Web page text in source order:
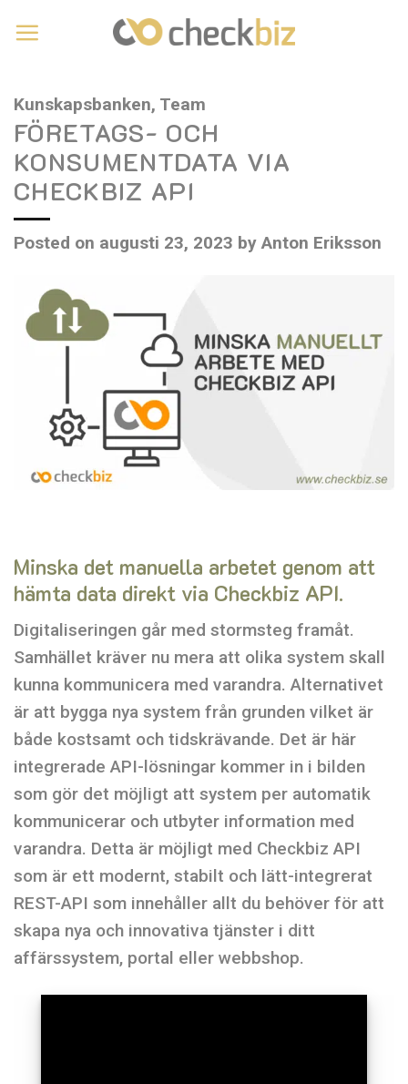
Kunskapsbanken, Team
FÖRETAGS- OCH
KONSUMENTDATA VIA
CHECKBIZ API
Posted on augusti 23, 2023 byAnton Eriksson
Minska det manuella arbetet genom att
hämta data direkt via Checkbiz API.
Digitaliseringen går med stormsteg framåt.
Samhället kräver nu mera att olika system skall
kunna kommunicera med varandra. Alternativet
är att bygga nya system från grunden vilket är
både kostsamt och tidskrävande. Det är här
integrerade API-lösningar kommer in i bilden
som gör det möjligt att system per automatik
kommunicerar och utbyter information med
varandra. Detta är möjligt med Checkbiz API
som är ett modernt, stabilt och lätt-integrerat
REST-API som innehåller allt du behöver för att
skapa nya och innovativa tjänster i ditt
affärssystem, portal eller webbshop.